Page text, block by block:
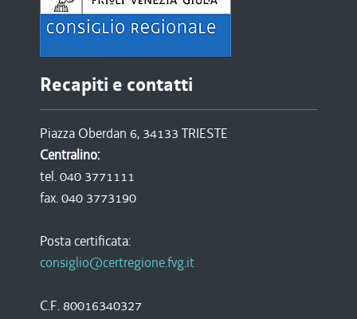
Recapiti e contatti
Piazza Oberdan 6, 34133 TRIESTE
Centralino:
tel. 040 3771111
fax. 040 3773190
Posta certificata:
consiglio@certregione.fvg.it
C.F. 80016340327